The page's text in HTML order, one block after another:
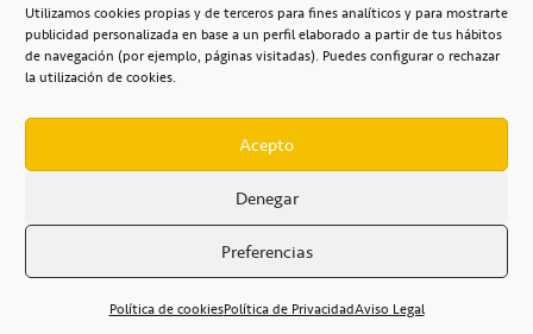
Utilizamos cookies propias y de terceros para fines analíticos y para mostrarte
publicidad personalizada en base a un perfil elaborado a partir de tus hábitos
de navegación (por ejemplo, páginas visitadas). Puedes configurar o rechazar
la utilización de cookies.
Acepto
Denegar
Preferencias
Política de cookiesPolítica de PrivacidadAviso Legal
secretaria@cbcanarias.es
+34 922 253 684
Casa del Deporte / 38108 – La Laguna
POLÍTICA DE PRIVACIDAD / POLÍTICA DE COOKIES /
AVISO LEGAL / CONDICIONES